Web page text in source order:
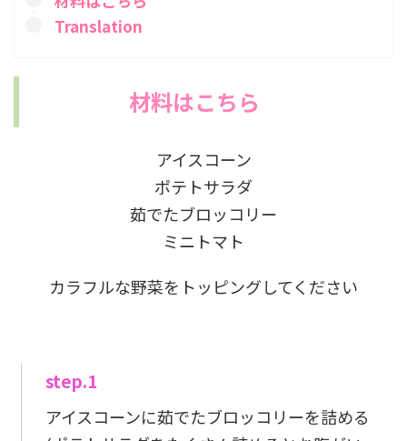
Translation
材料はこちら
アイスコーン
ポテトサラダ
茹でたブロッコリー
ミニトマト
カラフルな野菜をトッピングしてください
step.1
アイスコーンに茹でたブロッコリーを詰める